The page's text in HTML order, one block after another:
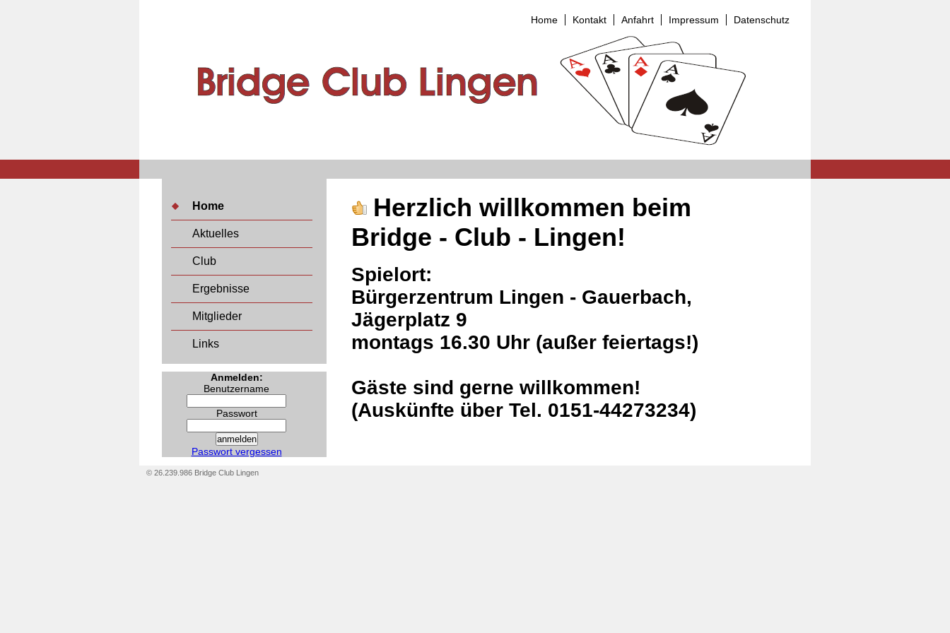
Home Kontakt Anfahrt Impressum Datenschutz
Home
Aktuelles
Club
Ergebnisse
Mitglieder
Links
Anmelden:
Benutzername
Passwort
Passwort vergessen
Herzlich willkommen beim
Bridge - Club - Lingen!
Spielort:
Bürgerzentrum Lingen - Gauerbach,
Jägerplatz 9
montags 16.30 Uhr (außer feiertags!)
Gäste sind gerne willkommen!
(Auskünfte über Tel. 0151-44273234)
© 26.239.986 Bridge Club Lingen